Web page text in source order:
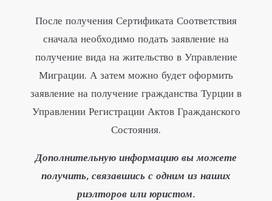
После получения Сертификата Соответствия
сначала необходимо подать заявление на
получение вида на жительство в Управление
Миграции. А затем можно будет оформить
заявление на получение гражданства Турции в
Управлении Регистрации Актов Гражданского
Состояния.
Дополнительную информацию вы можете
получить, связавшись с одним из наших
риэлторов или юристом.